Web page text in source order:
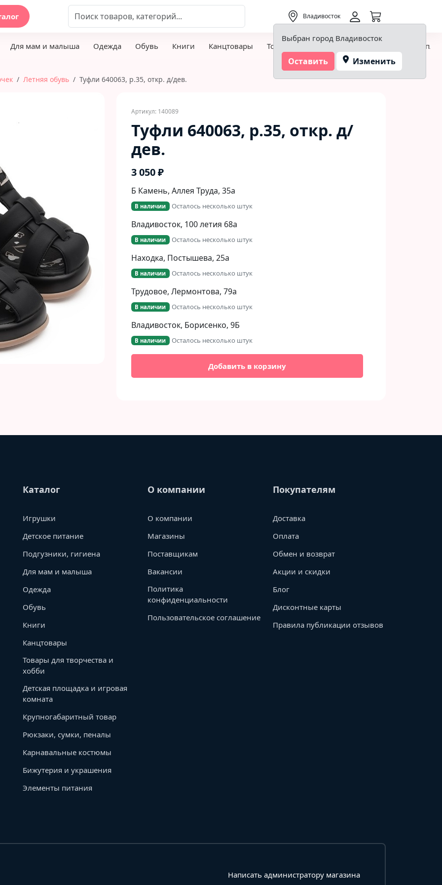
Владивосток
Выбран город Владивосток
Оставить Изменить
Для мам и малыша Одежда Обувь Книги Канцтовары Товары для творчества и хобби Детская
Летняя обувь Туфли 640063, р.35, откр. д/дев.
Артикул: 140089
Туфли 640063, р.35, откр. д/
дев.
3 050 ₽
Б Камень, Аллея Труда, 35а
В наличии Осталось несколько штук
Владивосток, 100 летия 68а
В наличии Осталось несколько штук
Находка, Постышева, 25а
В наличии Осталось несколько штук
Трудовое, Лермонтова, 79а
В наличии Осталось несколько штук
Владивосток, Борисенко, 9Б​
В наличии Осталось несколько штук
Добавить в корзину
Каталог
Игрушки
Детское питание
Подгузники, гигиена
Для мам и малыша
Одежда
Обувь
Книги
Канцтовары
Товары для творчества и
хобби
Детская площадка и игровая
комната
Крупногабаритный товар
Рюкзаки, сумки, пеналы
Карнавальные костюмы
Бижутерия и украшения
Элементы питания
О компании
О компании
Магазины
Поставщикам
Вакансии
Политика
конфиденциальности
Пользовательское соглашение
Покупателям
Доставка
Оплата
Обмен и возврат
Акции и скидки
Блог
Дисконтные карты
Правила публикации отзывов
Написать администратору магазина